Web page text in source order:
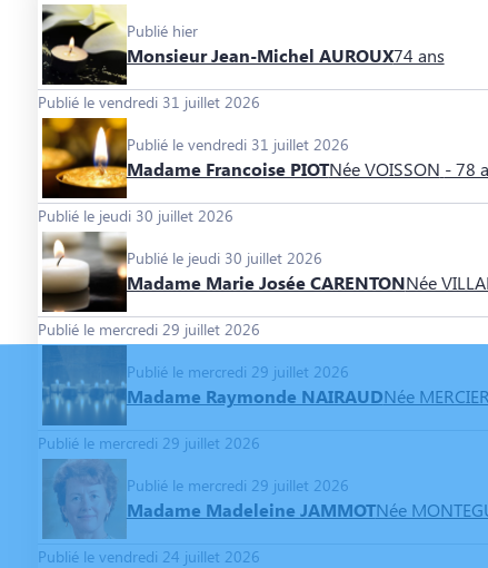
Publié hier
Monsieur Jean-Michel AUROUX74 ans
Publié le vendredi 31 juillet 2026
Publié le vendredi 31 juillet 2026
Madame Francoise PIOTNée VOISSON - 78
Publié le jeudi 30 juillet 2026
Publié le jeudi 30 juillet 2026
Madame Marie Josée CARENTONNée
Publié le mercredi 29 juillet 2026
Publié le mercredi 29 juillet 2026
Madame Raymonde NAIRAUDNée MERCIER
Publié le mercredi 29 juillet 2026
Publié le mercredi 29 juillet 2026
Madame Madeleine JAMMOTNée
Publié le vendredi 24 juillet 2026